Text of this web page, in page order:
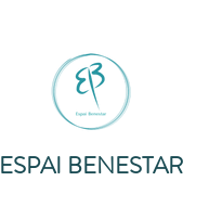
ESPAI BENESTAR